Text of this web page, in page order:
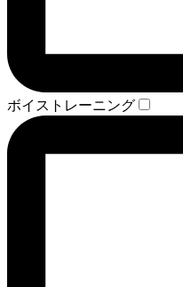
ボイストレーニング